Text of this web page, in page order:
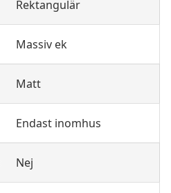
Rektangulär
Massiv ek
Matt
Endast inomhus
Nej